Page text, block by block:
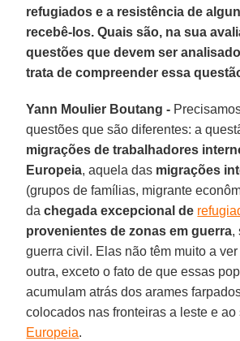
refugiados e a resistência de
recebê-los. Quais são, na sua
questões que devem ser
trata de compreender essa
Yann Moulier Boutang -
questões que são diferentes: a
migrações de trabalhadores
Europeia, aquela das migrações
(grupos de famílias, migrante
dachegada excepcional de
provenientes de zonas em guerra,
guerra civil. Elas não têm muito a
outra, exceto o fato de que essas
acumulam atrás dos arames
colocados nas fronteiras a leste e ao
Europeia.